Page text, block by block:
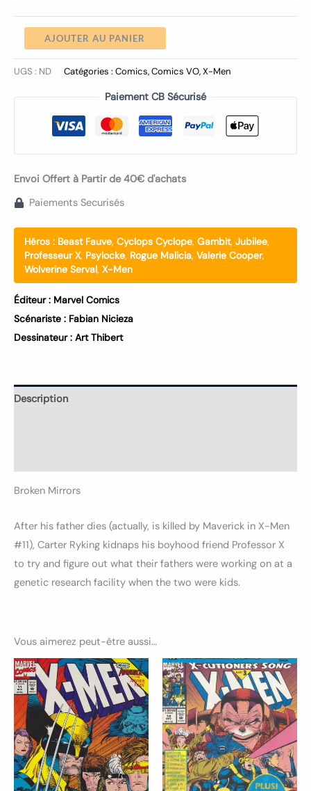
AJOUTER AU PANIER
UGS : ND Catégories : Comics,Comics VO,X-Men
Paiement CB Sécurisé
Envoi Offert à Partir de 40€ d'achats
Paiements Securisés
Héros : Beast Fauve, Cyclops Cyclope, Gambit, Jubilee,
Professeur X, Psylocke, Rogue Malicia, Valerie Cooper,
Wolverine Serval, X-Men
Éditeur : Marvel Comics
Scénariste : Fabian Nicieza
Dessinateur : Art Thibert
Description
Broken Mirrors
After his father dies (actually, is killed by Maverick in X-Men
#11), Carter Ryking kidnaps his boyhood friend Professor X
to try and figure out what their fathers were working on at a
genetic research facility when the two were kids.
Vous aimerez peut-être aussi…
Ce
produit
a
plusieurs
variations.
Les
options
Ce
a
Les